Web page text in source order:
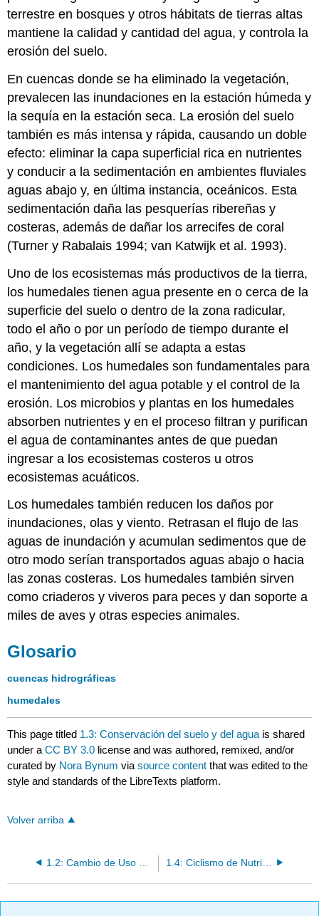
terrestre en bosques y otros hábitats de tierras altas
mantiene la calidad y cantidad del agua, y controla la
erosión del suelo.
En cuencas donde se ha eliminado la vegetación,
prevalecen las inundaciones en la estación húmeda y
la sequía en la estación seca. La erosión del suelo
también es más intensa y rápida, causando un doble
efecto: eliminar la capa superficial rica en nutrientes
y conducir a la sedimentación en ambientes fluviales
aguas abajo y, en última instancia, oceánicos. Esta
sedimentación daña las pesquerías ribereñas y
costeras, además de dañar los arrecifes de coral
(Turner y Rabalais 1994; van Katwijk et al. 1993).
Uno de los ecosistemas más productivos de la tierra,
los humedales tienen agua presente en o cerca de la
superficie del suelo o dentro de la zona radicular,
todo el año o por un período de tiempo durante el
año, y la vegetación allí se adapta a estas
condiciones. Los humedales son fundamentales para
el mantenimiento del agua potable y el control de la
erosión. Los microbios y plantas en los humedales
absorben nutrientes y en el proceso filtran y purifican
el agua de contaminantes antes de que puedan
ingresar a los ecosistemas costeros u otros
ecosistemas acuáticos.
Los humedales también reducen los daños por
inundaciones, olas y viento. Retrasan el flujo de las
aguas de inundación y acumulan sedimentos que de
otro modo serían transportados aguas abajo o hacia
las zonas costeras. Los humedales también sirven
como criaderos y viveros para peces y dan soporte a
miles de aves y otras especies animales.
Glosario
cuencas hidrográficas
humedales
This page titled 1.3: Conservación del suelo y del agua is shared
under aCC BY 3.0 license and was authored, remixed, and/or
curated by Nora Bynum viasource content that was edited to the
style and standards of the LibreTexts platform.
Volver arriba
1.4: Ciclismo de Nutrientes